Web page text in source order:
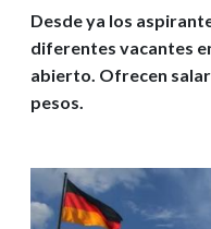
Desde ya los
diferentes vacantes
abierto. Ofrecen
pesos.